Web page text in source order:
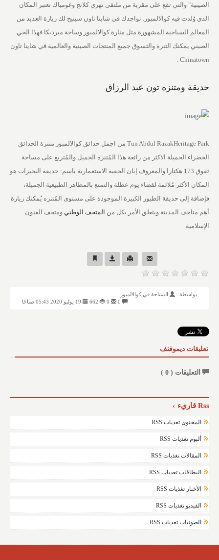
الصينية" والتي تقع على مقربة من ملتقى نهري كلانج وغومباك تعتبر المكان
الذي وُلدت فيه كوالالمبور. تواجدك في شاينا تاون سيتيح لك زيارة العديد من
المعالم السياحية المشهورة مثل منارة كوالالمبور وساحة ميرديكا فهذا الحي
الصيني يمكنك التنزة والتسوق جميع المنتجات الصينية والعالمية في شاينا تاون
Chinatown .
حديقة ومتنزه تون عبد الرزاق
Tun Abdul RazakHeritage Park من اجمل حدائق كوالالمبور منتزة الحدائق
الخضراء الجميلة الاكثر من رائعة هذا المُتنزه الجميل والمُتربع على مساحة
تفوق 173 هكتارا والمعروف إبان الحقبة الاستعمارية باسم: حديقة البحيرات هو
المكان الأكثر مُلائمة لقضاء يوم عطلة والتمتع بالمظاهر الطبيعية الجميلة،
فإضافة إلى حديقة الطيور الكبيرة الموجودة على مستوى المُتنزه يُمكنك زيارة
أهم متاحف المدينة ويتعلق الأمر بكل من المتحف الوطني ومتحف الفنون
الإسلامية.
بواسطة :
السياحة في كوالالمبور
662
تعليقات ديموفنف
التعليقات ( 0
)
Rss قاريء
المحتوى تغذيات RSS
ألبوم تغذيات RSS
المقالات تغذيات RSS
البطاقات تغذيات RSS
الأخبار تغذيات RSS
الفيديو تغذيات RSS
الصوتيات تغذيات RSS